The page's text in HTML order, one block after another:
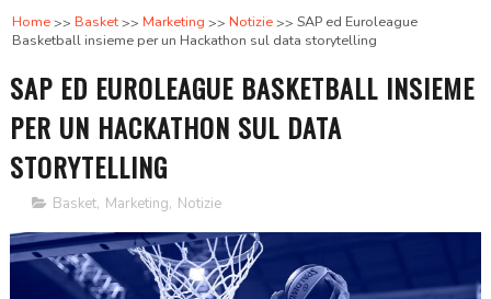
Home Basket Marketing Notizie
SAP ed Euroleague
Basketball insieme per un Hackathon sul data storytelling
SAP ED EUROLEAGUE BASKETBALL INSIEME
PER UN HACKATHON SUL DATA
STORYTELLING
Basket, Marketing, Notizie